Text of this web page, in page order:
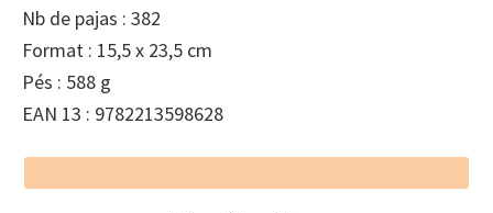
Nb de pajas : 382
Format : 15,5 x 23,5 cm
Pés : 588 g
EAN 13 : 9782213598628
Footer